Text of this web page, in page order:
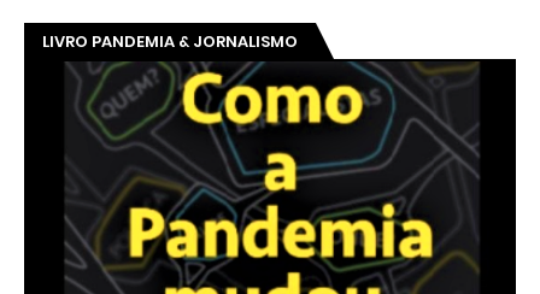
LIVRO PANDEMIA & JORNALISMO